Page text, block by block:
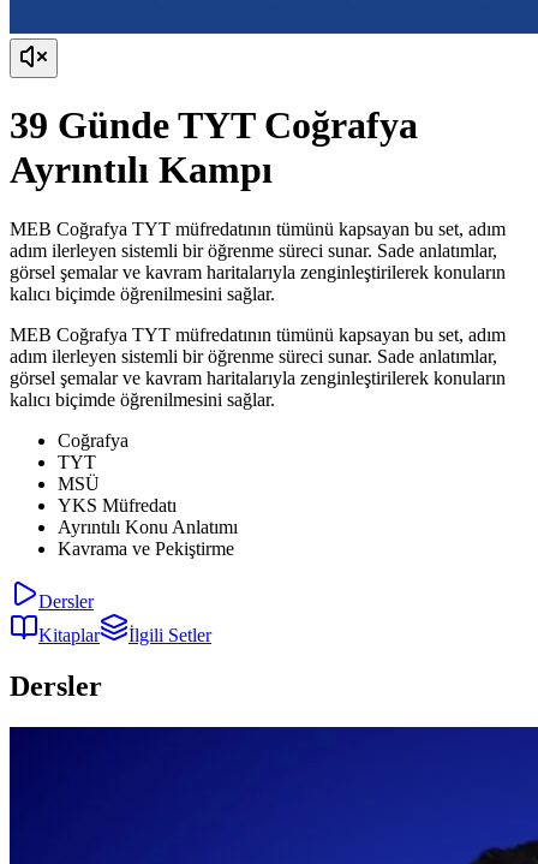
39 Günde TYT Coğrafya
Ayrıntılı Kampı
MEB Coğrafya TYT müfredatının tümünü kapsayan bu set, adım
adım ilerleyen sistemli bir öğrenme süreci sunar. Sade anlatımlar,
görsel şemalar ve kavram haritalarıyla zenginleştirilerek konuların
kalıcı biçimde öğrenilmesini sağlar.
MEB Coğrafya TYT müfredatının tümünü kapsayan bu set, adım
adım ilerleyen sistemli bir öğrenme süreci sunar. Sade anlatımlar,
görsel şemalar ve kavram haritalarıyla zenginleştirilerek konuların
kalıcı biçimde öğrenilmesini sağlar.
Coğrafya
TYT
MSÜ
YKS Müfredatı
Ayrıntılı Konu Anlatımı
Kavrama ve Pekiştirme
Dersler
Kitaplar
İlgili Setler
Dersler